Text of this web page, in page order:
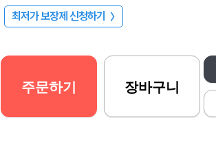
최저가 보장제 신청하기 〉
주문하기 장바구니